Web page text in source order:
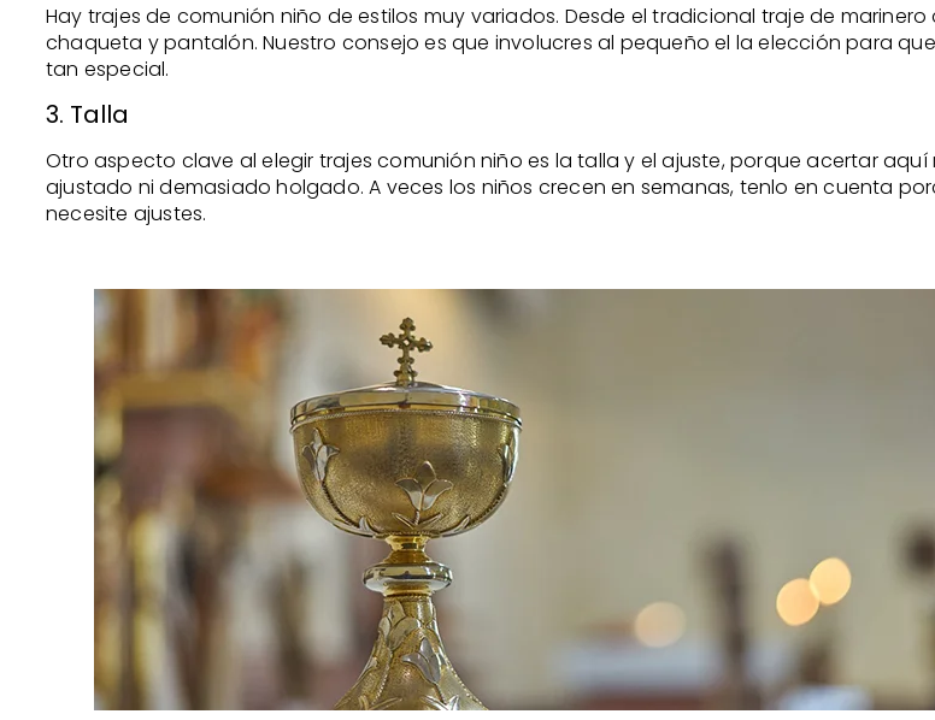
Hay trajes de comunión niño de estilos muy variados. Desde el tradicional traje de
chaqueta y pantalón. Nuestro consejo es que involucres al pequeño el la elección para
tan especial.
3. Talla
Otro aspecto clave al elegir trajes comunión niño es la talla y el ajuste, porque acertar
ajustado ni demasiado holgado. A veces los niños crecen en semanas, tenlo en cuenta
necesite ajustes.